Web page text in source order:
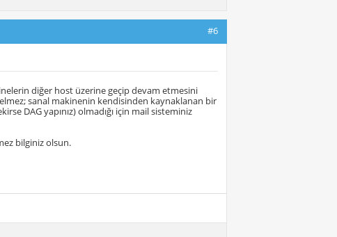
#6
diğer host üzerine geçip devam etmesini
sanal makinenin kendisinden kaynaklanan bir
DAG yapınız) olmadığı için mail sisteminiz
bilginiz olsun.